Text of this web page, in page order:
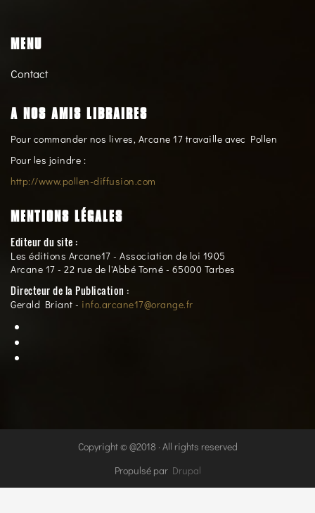
MENU
Contact
A NOS AMIS LIBRAIRES
Pour commander nos livres, Arcane 17 travaille avec Pollen
Pour les joindre :
http://www.pollen-diffusion.com
MENTIONS LÉGALES
Editeur du site :
Les éditions Arcane17 - Association de loi 1905
Arcane 17 - 22 rue de l'Abbé Torné - 65000 Tarbes
Directeur de la Publication :
Gerald Briant - info.arcane17@orange.fr
Copyright © @2018 · All rights reserved
Propulsé par Drupal